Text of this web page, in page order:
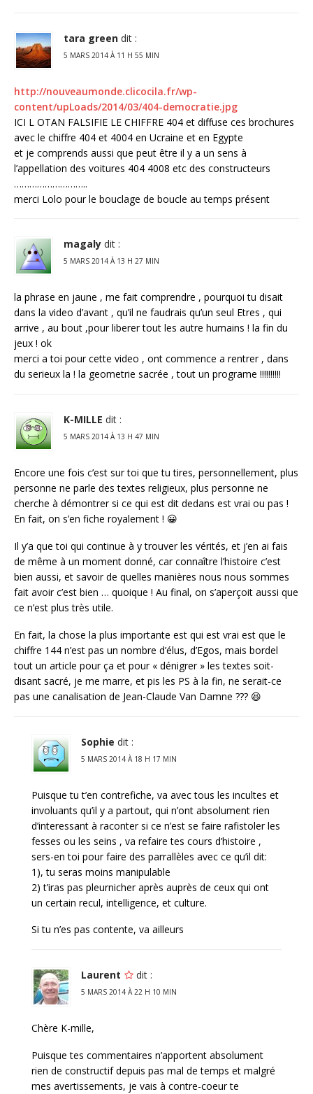
tara green dit :
5 MARS 2014 À 11 H 55 MIN
http://nouveaumonde.clicocila.fr/wp-
content/upLoads/2014/03/404-democratie.jpg
ICI L OTAN FALSIFIE LE CHIFFRE 404 et diffuse ces brochures
avec le chiffre 404 et 4004 en Ucraine et en Egypte
et je comprends aussi que peut être il y a un sens à
l’appellation des voitures 404 4008 etc des constructeurs
………………………..
merci Lolo pour le bouclage de boucle au temps présent
magaly dit :
5 MARS 2014 À 13 H 27 MIN
la phrase en jaune , me fait comprendre , pourquoi tu disait
dans la video d’avant , qu’il ne faudrais qu’un seul Etres , qui
arrive , au bout ,pour liberer tout les autre humains ! la fin du
jeux ! ok
merci a toi pour cette video , ont commence a rentrer , dans
du serieux la ! la geometrie sacrée , tout un programe !!!!!!!!!!
K-MILLE dit :
5 MARS 2014 À 13 H 47 MIN
Encore une fois c’est sur toi que tu tires, personnellement, plus
personne ne parle des textes religieux, plus personne ne
cherche à démontrer si ce qui est dit dedans est vrai ou pas !
En fait, on s’en fiche royalement ! 😀
Il y’a que toi qui continue à y trouver les vérités, et j’en ai fais
de même à un moment donné, car connaître l’histoire c’est
bien aussi, et savoir de quelles manières nous nous sommes
fait avoir c’est bien … quoique ! Au final, on s’aperçoit aussi que
ce n’est plus très utile.
En fait, la chose la plus importante est qui est vrai est que le
chiffre 144 n’est pas un nombre d’élus, d’Egos, mais bordel
tout un article pour ça et pour « dénigrer » les textes soit-
disant sacré, je me marre, et pis les PS à la fin, ne serait-ce
pas une canalisation de Jean-Claude Van Damne ??? 😆
Sophie dit :
5 MARS 2014 À 18 H 17 MIN
Puisque tu t’en contrefiche, va avec tous les incultes et
involuants qu’il y a partout, qui n’ont absolument rien
d’interessant à raconter si ce n’est se faire rafistoler les
fesses ou les seins , va refaire tes cours d’histoire ,
sers-en toi pour faire des parrallèles avec ce qu’il dit:
1), tu seras moins manipulable
2) t’iras pas pleurnicher après auprès de ceux qui ont
un certain recul, intelligence, et culture.
Si tu n’es pas contente, va ailleurs
Laurent dit :
5 MARS 2014 À 22 H 10 MIN
Chère K-mille,
Puisque tes commentaires n’apportent absolument
rien de constructif depuis pas mal de temps et malgré
mes avertissements, je vais à contre-coeur te